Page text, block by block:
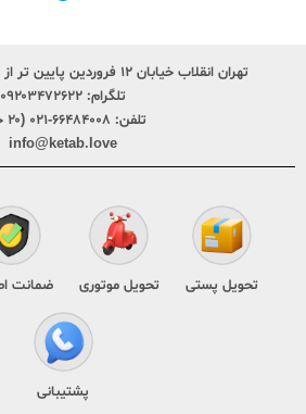
تهران انقلاب خیابان ۱۲ فروردین پایین تر از وحید نظری پلاک ۲۴۹
تلگرام: ۰۹۲۰۳۴۷۲۶۲۲
تلفن: ۶۶۴۸۴۰۰۸-۰۲۱ (۲۰ خط)
info@ketab.love
تحویل پستی تحویل موتوری ضمانت
پشتیبانی